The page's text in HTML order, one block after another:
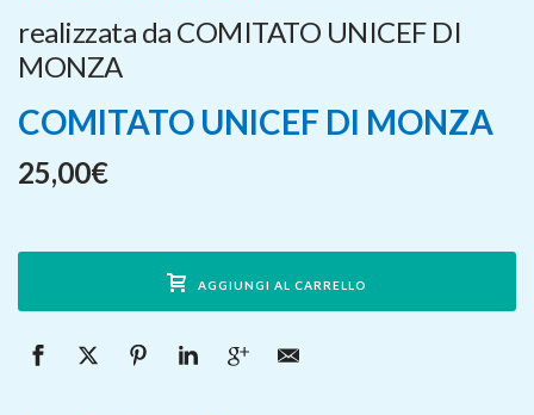
realizzata da COMITATO UNICEF DI
MONZA
COMITATO UNICEF DI MONZA
25,00€
AGGIUNGI AL CARRELLO